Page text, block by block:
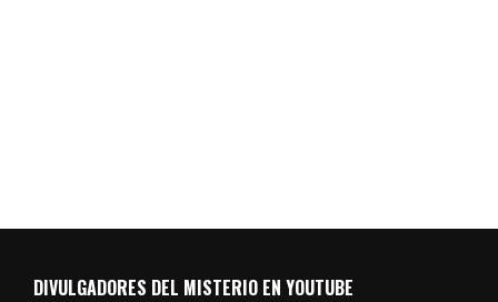
DIVULGADORES DEL MISTERIO EN YOUTUBE